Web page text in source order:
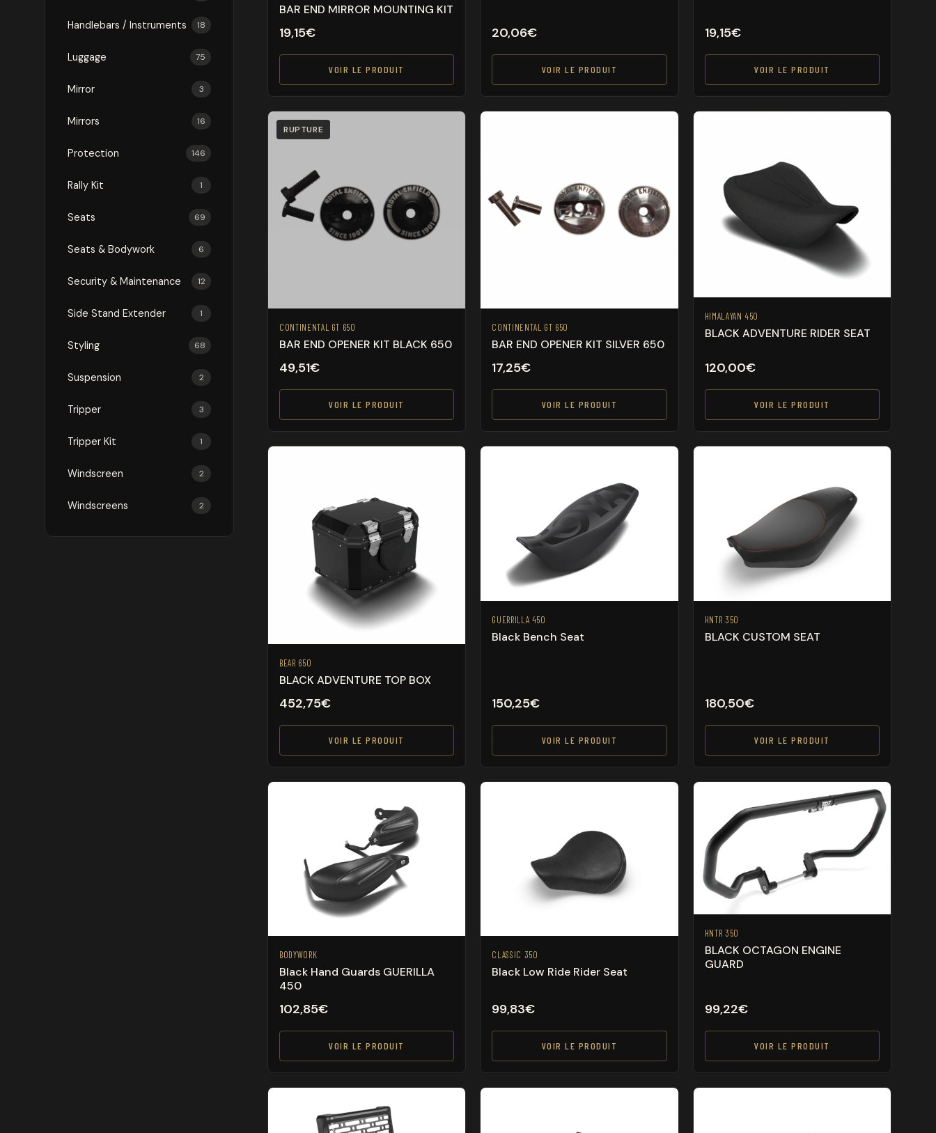
Handlebars / Instruments 18
Luggage 75
Mirror 3
Mirrors 16
Protection 146
Rally Kit 1
Seats 69
Seats & Bodywork 6
Security & Maintenance 12
Side Stand Extender 1
Styling 68
Suspension 2
Tripper 3
Tripper Kit 1
Windscreen 2
Windscreens 2
BAR END MIRROR MOUNTING KIT
19,15€
VOIR LE PRODUIT
20,06€
VOIR LE PRODUIT
19,15€
VOIR LE PRODUIT
RUPTURE
CONTINENTAL GT 650
BAR END OPENER KIT BLACK 650
49,51€
VOIR LE PRODUIT
CONTINENTAL GT 650
BAR END OPENER KIT SILVER 650
17,25€
VOIR LE PRODUIT
HIMALAYAN 450
BLACK ADVENTURE RIDER SEAT
120,00€
VOIR LE PRODUIT
BEAR 650
BLACK ADVENTURE TOP BOX
452,75€
VOIR LE PRODUIT
GUERRILLA 450
Black Bench Seat
150,25€
VOIR LE PRODUIT
HNTR 350
BLACK CUSTOM SEAT
180,50€
VOIR LE PRODUIT
BODYWORK
Black Hand Guards GUERILLA
450
102,85€
VOIR LE PRODUIT
CLASSIC 350
Black Low Ride Rider Seat
99,83€
VOIR LE PRODUIT
HNTR 350
BLACK OCTAGON ENGINE
GUARD
99,22€
VOIR LE PRODUIT